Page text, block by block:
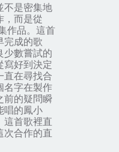
是密集地
，而是從
作品。這首
完成的歌
少數嘗試的
寫好到決定
直在尋找合
名字在製作
前的疑問瞬
唱的鳳小
這首歌裡直
次合作的直